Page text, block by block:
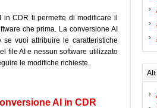
in CDR ti permette di modificare il
che prima. La conversione AI
vuoi attribuire le caratteristiche
file AI e nessun software utilizzato
le modifiche richieste.
AI in CDR